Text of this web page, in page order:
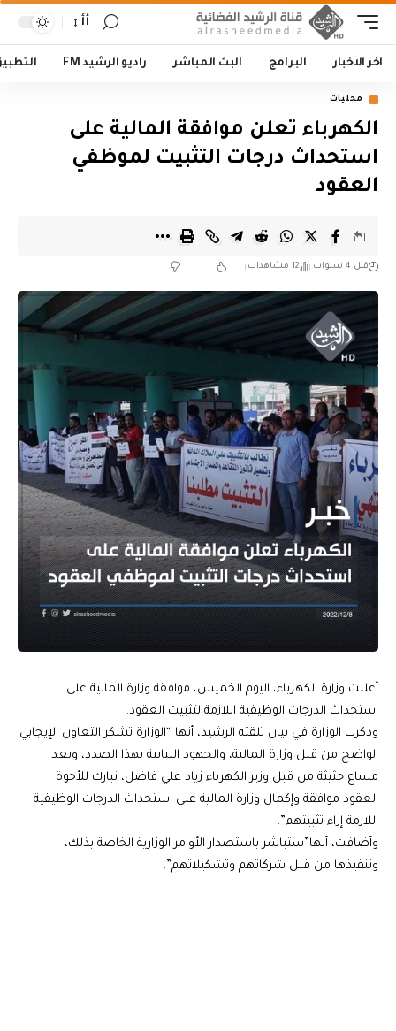
أأ
اخر الاخبار البرامج البث المباشر راديو الرشيد FM
محليات
الكهرباء تعلن موافقة المالية على
استحداث درجات التثبيت لموظفي
العقود
قبل 4 سنوات 12 مشاهدات
أعلنت وزارة الكهرباء، اليوم الخميس، موافقة وزارة المالية على
استحداث الدرجات الوظيفية اللازمة لتثبيت العقود.
وذكرت الوزارة في بيان تلقته الرشيد، أنها “الوزارة تشكر التعاون الإيجابي
الواضح من قبل وزارة المالية، والجهود النيابية بهذا الصدد، وبعد
مساع حثيثة من قبل وزير الكهرباء زياد علي فاضل، نبارك للأخوة
العقود موافقة وإكمال وزارة المالية على استحداث الدرجات الوظيفية
اللازمة إزاء تثبيتهم”.
وأضافت، أنها”ستباشر باستصدار الأوامر الوزارية الخاصة بذلك،
وتنفيذها من قبل شركاتهم وتشكيلاتهم”.